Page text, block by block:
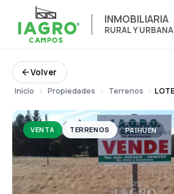
INMOBILIARIA
RURAL Y URBANA
Volver
Inicio Propiedades Terrenos
VENTA TERRENOS PAIHUEN